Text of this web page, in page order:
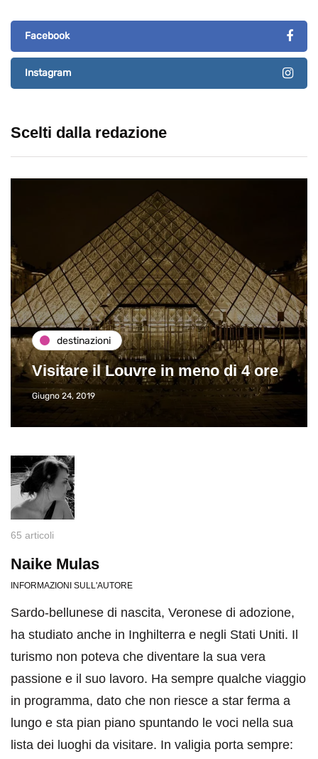
Facebook
Instagram
Scelti dalla redazione
destinazioni
Visitare il Louvre in meno di 4 ore
Giugno 24, 2019
65 articoli
Naike Mulas
INFORMAZIONI SULL'AUTORE
Sardo-bellunese di nascita, Veronese di adozione,
ha studiato anche in Inghilterra e negli Stati Uniti. Il
turismo non poteva che diventare la sua vera
passione e il suo lavoro. Ha sempre qualche viaggio
in programma, dato che non riesce a star ferma a
lungo e sta pian piano spuntando le voci nella sua
lista dei luoghi da visitare. In valigia porta sempre: